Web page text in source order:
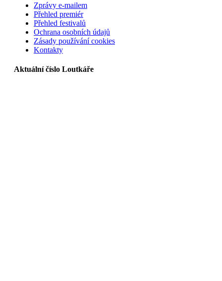
Zprávy e-mailem
Přehled premiér
Přehled festivalů
Ochrana osobních údajů
Zásady používání cookies
Kontakty
Aktuální číslo Loutkáře